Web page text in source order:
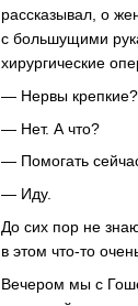
рассказывал, о
с большущими
хирургические
— Нервы крепкие?
— Нет. А что?
— Помогать
— Иду.
До сих пор не
в этом что-то
Вечером мы с